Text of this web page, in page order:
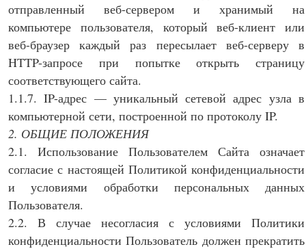
отправленный веб-сервером и хранимый на
компьютере пользователя, который веб-клиент или
веб-браузер каждый раз пересылает веб-серверу в
HTTP-запросе при попытке открыть страницу
соответствующего сайта.
1.1.7. IP-адрес — уникальный сетевой адрес узла в
компьютерной сети, построенной по протоколу IP.
2. ОБЩИЕ ПОЛОЖЕНИЯ
2.1. Использование Пользователем Сайта означает
согласие с настоящей Политикой конфиденциальности
и условиями обработки персональных данных
Пользователя.
2.2. В случае несогласия с условиями Политики
конфиденциальности Пользователь должен прекратить